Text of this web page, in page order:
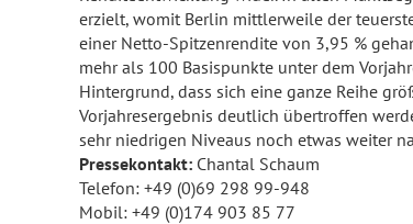
erzielt, womit Berlin mittlerweile der
einer Netto-Spitzenrendite von 3,95 %
mehr als 100 Basispunkte unter dem
Hintergrund, dass sich eine ganze Reihe
Vorjahresergebnis deutlich übertroffen
sehr niedrigen Niveaus noch etwas weiter
Pressekontakt: Chantal Schaum
Telefon: +49 (0)69 298 99-948
Mobil: +49 (0)174 903 85 77